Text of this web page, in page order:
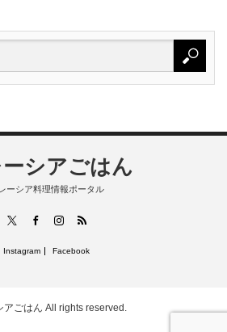
シアごはん
ーシア料理情報ポータル
FacebookInstagram
Instagram Facebook
アごはん All rights reserved.